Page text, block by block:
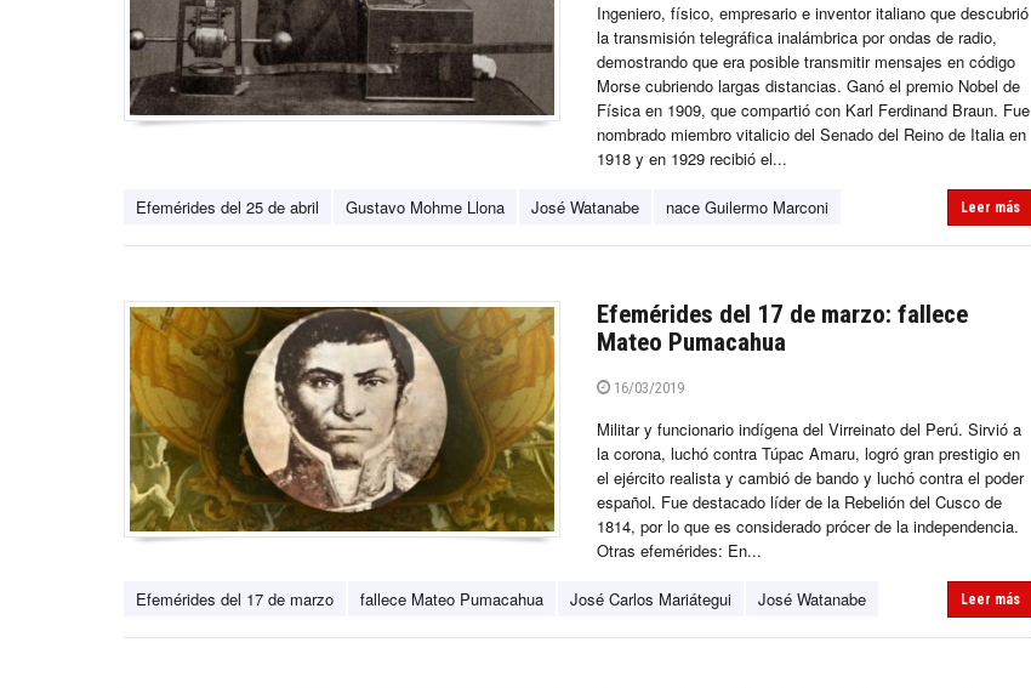
Ingeniero, físico, empresario e inventor italiano que descubrió
la transmisión telegráfica inalámbrica por ondas de radio,
demostrando que era posible transmitir mensajes en código
Morse cubriendo largas distancias. Ganó el premio Nobel de
Física en 1909, que compartió con Karl Ferdinand Braun. Fue
nombrado miembro vitalicio del Senado del Reino de Italia en
1918 y en 1929 recibió el...
Efemérides del 25 de abril Gustavo Mohme Llona José Watanabe nace Guilermo Marconi Leer más
Efemérides del 17 de marzo: fallece
Mateo Pumacahua
16/03/2019
Militar y funcionario indígena del Virreinato del Perú. Sirvió a
la corona, luchó contra Túpac Amaru, logró gran prestigio en
el ejército realista y cambió de bando y luchó contra el poder
español. Fue destacado líder de la Rebelión del Cusco de
1814, por lo que es considerado prócer de la independencia.
Otras efemérides: En...
Efemérides del 17 de marzo fallece Mateo Pumacahua José Carlos Mariátegui José Watanabe Leer más